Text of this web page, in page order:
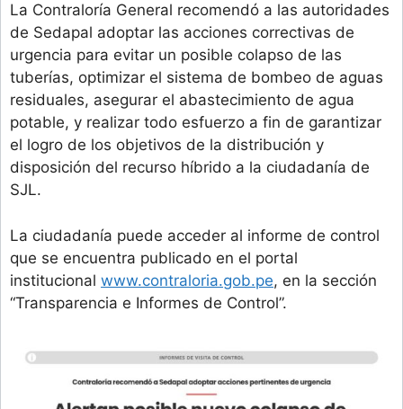
La Contraloría General recomendó a las autoridades
de Sedapal adoptar las acciones correctivas de
urgencia para evitar un posible colapso de las
tuberías, optimizar el sistema de bombeo de aguas
residuales, asegurar el abastecimiento de agua
potable, y realizar todo esfuerzo a fin de garantizar
el logro de los objetivos de la distribución y
disposición del recurso híbrido a la ciudadanía de
SJL.
La ciudadanía puede acceder al informe de control
que se encuentra publicado en el portal
institucional www.contraloria.gob.pe, en la sección
“Transparencia e Informes de Control”.